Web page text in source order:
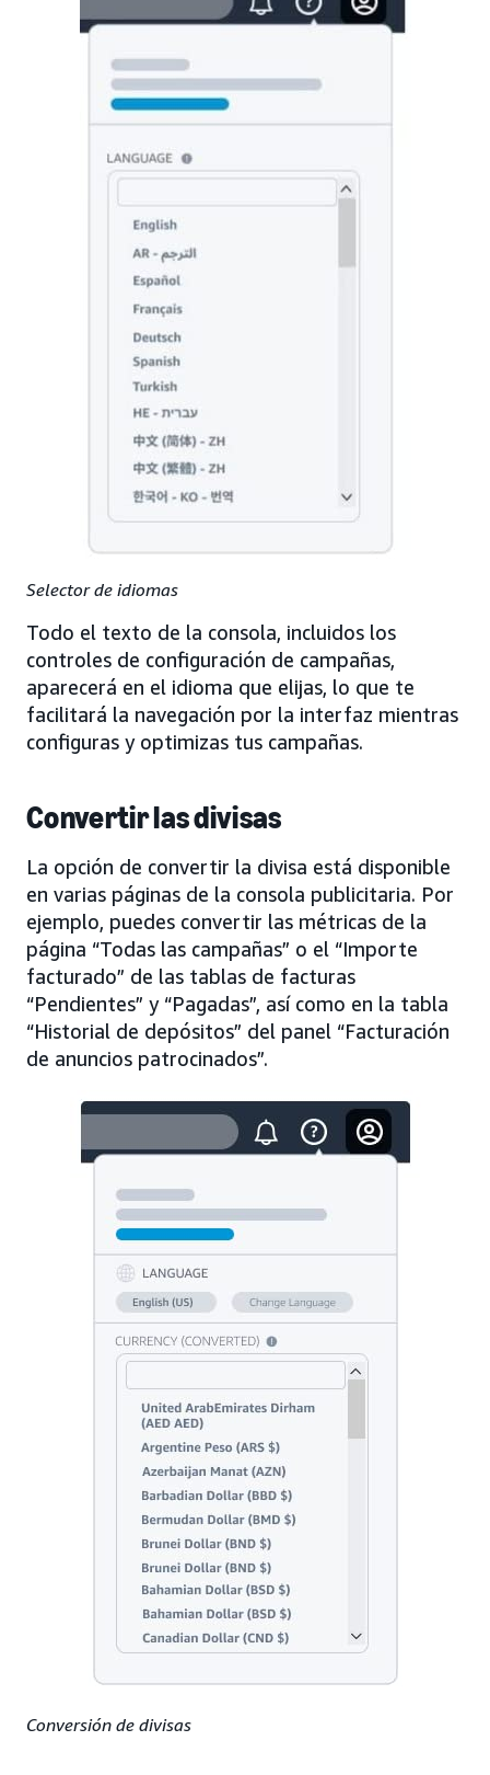
Selector de idiomas
Todo el texto de la consola, incluidos los
controles de configuración de campañas,
aparecerá en el idioma que elijas, lo que te
facilitará la navegación por la interfaz mientras
configuras y optimizas tus campañas.
Convertir las divisas
La opción de convertir la divisa está disponible
en varias páginas de la consola publicitaria. Por
ejemplo, puedes convertir las métricas de la
página “Todas las campañas” o el “Importe
facturado” de las tablas de facturas
“Pendientes” y “Pagadas”, así como en la tabla
“Historial de depósitos” del panel “Facturación
de anuncios patrocinados”.
Conversión de divisas